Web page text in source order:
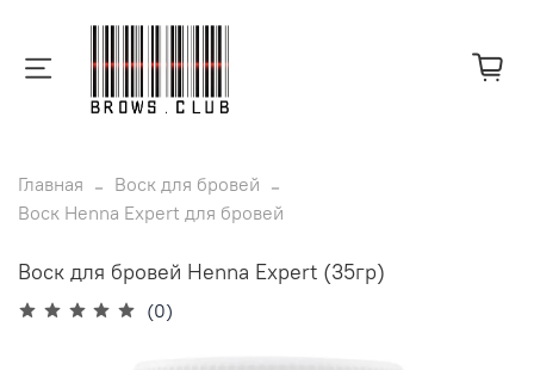
Главная
Воск для бровей
Воск Henna Expert для бровей
Воск для бровей Henna Expert (35гр)
(0)